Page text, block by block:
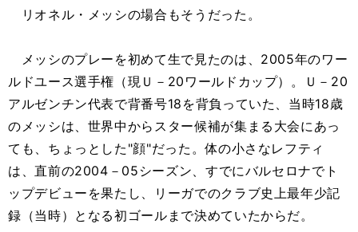
リオネル・メッシの場合もそうだった。
メッシのプレーを初めて生で見たのは、2005年のワー
ルドユース選手権（現Ｕ－20ワールドカップ）。Ｕ－20
アルゼンチン代表で背番号18を背負っていた、当時18歳
のメッシは、世界中からスター候補が集まる大会にあっ
ても、ちょっとした"顔"だった。体の小さなレフティ
は、直前の2004－05シーズン、すでにバルセロナでト
ップデビューを果たし、リーガでのクラブ史上最年少記
録（当時）となる初ゴールまで決めていたからだ。